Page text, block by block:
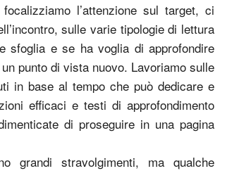
l’attenzione sul target, ci
sulle varie tipologie di lettura
sfoglia e se ha voglia di approfondire
punto di vista nuovo. Lavoriamo sulle
in base al tempo che può dedicare e
efficaci e testi di approfondimento
di proseguire in una pagina
grandi stravolgimenti, ma qualche